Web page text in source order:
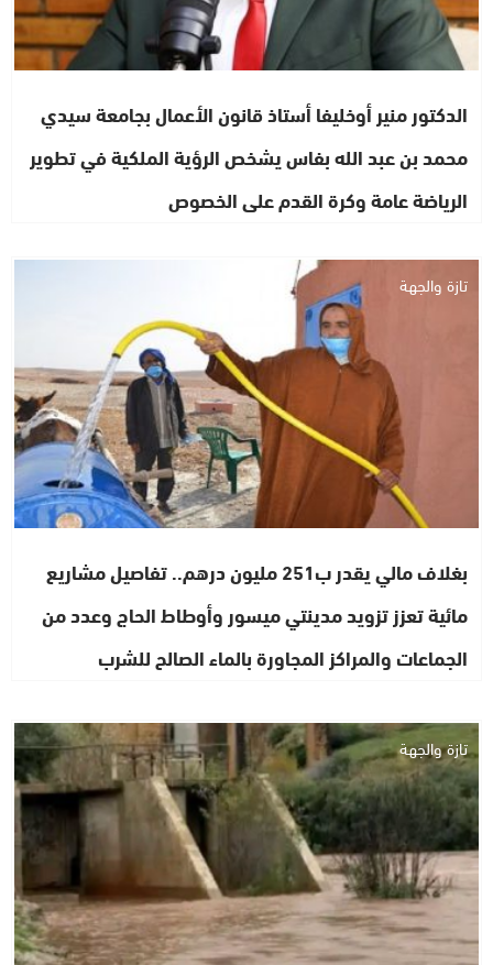
الدكتور منير أوخليفا أستاذ قانون الأعمال بجامعة سيدي
محمد بن عبد الله بفاس يشخص الرؤية الملكية في تطوير
الرياضة عامة وكرة القدم على الخصوص
تازة والجهة
بغلاف مالي يقدر ب251 مليون درهم.. تفاصيل مشاريع
مائية تعزز تزويد مدينتي ميسور وأوطاط الحاج وعدد من
الجماعات والمراكز المجاورة بالماء الصالح للشرب
تازة والجهة